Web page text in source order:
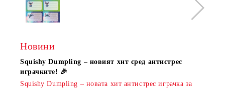
Новини
Squishy Dumpling – новият хит сред антистрес
играчките! 🎉
Squishy Dumpling – новата хит антистрес играчка за